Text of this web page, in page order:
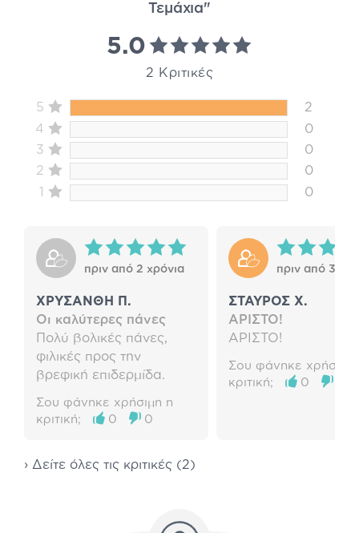
Τεμάχια"
5.0
2 Κριτικές
5
2
4
0
3
0
2
0
1
0
πριν από 2 χρόνια
ΧΡΥΣΑΝΘΗ Π.
Οι καλύτερες πάνες
Πολύ βολικές πάνες,
φιλικές προς την
βρεφική επιδερμίδα.
Σου φάνηκε χρήσιμη η
κριτική;
0 0
πριν από 3
ΣΤΑΥΡΟΣ Χ.
ΑΡΙΣΤΟ!
ΑΡΙΣΤΟ!
Σου φάνηκε χρήσιμη
κριτική;
0
› Δείτε όλες τις κριτικές (2)